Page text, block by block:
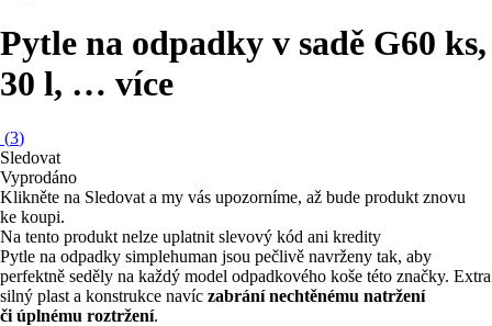
Pytle na odpadky v sadě G60 ks,
30 l, … více
(3)
Sledovat
Vyprodáno
Klikněte na Sledovat a my vás upozorníme, až bude produkt znovu
ke koupi.
Na tento produkt nelze uplatnit slevový kód ani kredity
Pytle na odpadky simplehuman jsou pečlivě navrženy tak, aby
perfektně seděly na každý model odpadkového koše této značky. Extra
silný plast a konstrukce navíc zabrání nechtěnému natržení
či úplnému roztržení.